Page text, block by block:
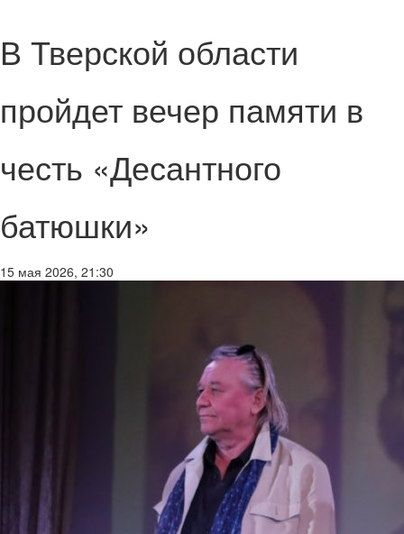
В Тверской области
пройдет вечер памяти в
честь «Десантного
батюшки»
15 мая 2026, 21:30